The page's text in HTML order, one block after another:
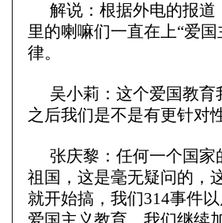
解说：根据外电的报道
里的喇嘛们一直在上“爱
律。
吴小莉：这个爱国教
之后我们是不是有更针对
张庆黎：任何一个国
祖国，这是毫无疑问的，
就开始搞，我们314事件